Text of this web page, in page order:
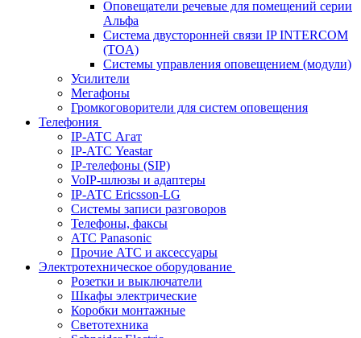
Оповещатели речевые для помещений серии
Альфа
Система двусторонней связи IP INTERCOM
(TOA)
Системы управления оповещением (модули)
Усилители
Мегафоны
Громкоговорители для систем оповещения
Телефония
IP-АТС Агат
IP-АТС Yeastar
IP-телефоны (SIP)
VoIP-шлюзы и адаптеры
IP-АТС Ericsson-LG
Системы записи разговоров
Телефоны, факсы
АТС Panasonic
Прочие АТС и аксессуары
Электротехническое оборудование
Розетки и выключатели
Шкафы электрические
Коробки монтажные
Светотехника